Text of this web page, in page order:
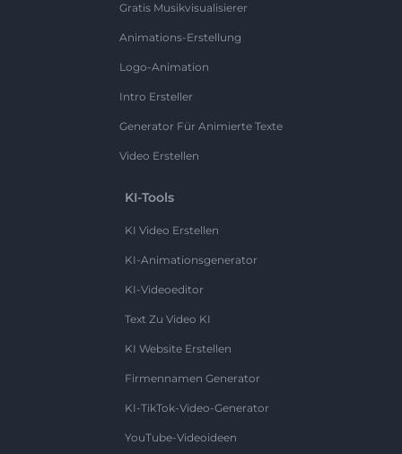
Gratis Musikvisualisierer
Animations-Erstellung
Logo-Animation
Intro Ersteller
Generator Für Animierte Texte
Video Erstellen
KI-Tools
KI Video Erstellen
KI-Animationsgenerator
KI-Videoeditor
Text Zu Video KI
KI Website Erstellen
Firmennamen Generator
KI-TikTok-Video-Generator
YouTube-Videoideen